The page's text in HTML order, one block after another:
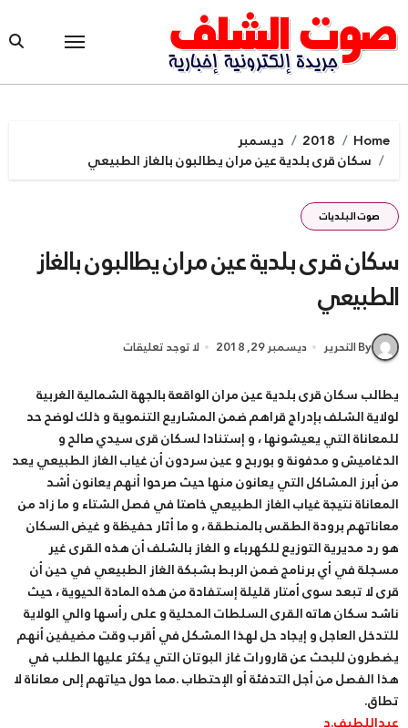
to
content
Home
2018
ديسمبر
ﺳﻜﺎﻥ ﻗﺮﻯ ﺑﻠﺪﻳﺔ ﻋﻴﻦ ﻣﺮﺍﻥ ﻳﻄﺎﻟﺒﻮﻥ ﺑﺎﻟﻐﺎﺯ ﺍﻟﻄﺒﻴﻌﻲ
صوت البلديات
ﺳﻜﺎﻥ ﻗﺮﻯ ﺑﻠﺪﻳﺔ ﻋﻴﻦ ﻣﺮﺍﻥ ﻳﻄﺎﻟﺒﻮﻥ ﺑﺎﻟﻐﺎﺯ
ﺍﻟﻄﺒﻴﻌﻲ
By التحرير ديسمبر 29, 2018 لا توجد تعليقات
ﻳﻄﺎﻟﺐ ﺳﻜﺎﻥ ﻗﺮﻯ ﺑﻠﺪﻳﺔ ﻋﻴﻦ ﻣﺮﺍﻥ ﺍﻟﻮﺍﻗﻌﺔ ﺑﺎﻟﺠﻬﺔ ﺍﻟﺸﻤﺎﻟﻴﺔ ﺍﻟﻐﺮﺑﻴﺔ
ﻟﻮﻻﻳﺔ ﺍﻟﺸﻠﻒ ﺑﺈﺩﺭﺍﺝ ﻗﺮﺍﻫﻢ ﺿﻤﻦ ﺍﻟﻤﺸﺎﺭﻳﻊ ﺍﻟﺘﻨﻤﻮﻳﺔ ﻭ ﺫﻟﻚ ﻟﻮﺿﺢ ﺣﺪ
ﻟﻠﻤﻌﺎﻧﺎﺓ ﺍﻟﺘﻲ ﻳﻌﻴﺸﻮﻧﻬﺎ ، ﻭ ﺇﺳﺘﻨﺎﺩﺍ ﻟﺴﻜﺎﻥ ﻗﺮﻯ ﺳﻴﺪﻱ ﺻﺎﻟﺢ ﻭ
ﺍﻟﺪﻏﺎﻣﻴﺶ ﻭ ﻣﺪﻓﻮﻧﺔ ﻭ ﺑﻮﺭﺑﺢ ﻭ ﻋﻴﻦ ﺳﺮﺩﻭﻥ ﺃﻥ ﻏﻴﺎﺏ ﺍﻟﻐﺎﺯ ﺍﻟﻄﺒﻴﻌﻲ ﻳﻌﺪ
ﻣﻦ ﺃﺑﺮﺯ ﺍﻟﻤﺸﺎﻛﻞ ﺍﻟﺘﻲ ﻳﻌﺎﻧﻮﻥ ﻣﻨﻬﺎ ﺣﻴﺚ ﺻﺮﺣﻮﺍ ﺃﻧﻬﻢ ﻳﻌﺎﻧﻮﻥ ﺃﺷﺪ
ﺍﻟﻤﻌﺎﻧﺎﺓ ﻧﺘﻴﺠﺔ ﻏﻴﺎﺏ ﺍﻟﻐﺎﺯ ﺍﻟﻄﺒﻴﻌﻲ ﺧﺎﺻﺘﺎ ﻓﻲ ﻓﺼﻞ ﺍﻟﺸﺘﺎء ﻭ ﻣﺎ ﺯﺍﺩ ﻣﻦ
ﻣﻌﺎﻧﺎﺗﻬﻢ ﺑﺮﻭﺩﺓ ﺍﻟﻄﻘﺲ ﺑﺎﻟﻤﻨﻄﻘﺔ ، ﻭ ﻣﺎ ﺃﺛﺎﺭ ﺣﻔﻴﻈﺔ ﻭ ﻏﻴﺾ ﺍﻟﺴﻜﺎﻥ
ﻫﻮ ﺭﺩ ﻣﺪﻳﺮﻳﺔ ﺍﻟﺘﻮﺯﻳﻊ ﻟﻠﻜﻬﺮﺑﺎء ﻭ ﺍﻟﻐﺎﺯ ﺑﺎﻟﺸﻠﻒ ﺃﻥ ﻫﺬﻩ ﺍﻟﻘﺮﻯ ﻏﻴﺮ
ﻣﺴﺠﻠﺔ ﻓﻲ ﺃﻱ ﺑﺮﻧﺎﻣﺞ ﺿﻤﻦ ﺍﻟﺮﺑﻂ ﺑﺸﺒﻜﺔ ﺍﻟﻐﺎﺯ ﺍﻟﻄﺒﻴﻌﻲ ﻓﻲ ﺣﻴﻦ ﺃﻥ
ﻗﺮﻯ ﻻ ﺗﺒﻌﺪ ﺳﻮﻯ ﺃﻣﺘﺎﺭ ﻗﻠﻴﻠﺔ ﺇﺳﺘﻔﺎﺩﺓ ﻣﻦ ﻫﺬﻩ ﺍﻟﻤﺎﺩﺓ ﺍﻟﺤﻴﻮﻳﺔ ، ﺣﻴﺚ
ﻧﺎﺷﺪ ﺳﻜﺎﻥ ﻫﺎﺗﻪ ﺍﻟﻘﺮﻯ ﺍﻟﺴﻠﻄﺎﺕ ﺍﻟﻤﺤﻠﻴﺔ ﻭ ﻋﻠﻰ ﺭﺃﺳﻬﺎ ﻭﺍﻟﻲ ﺍﻟﻮﻻﻳﺔ
ﻟﻠﺘﺪﺧﻞ ﺍﻟﻌﺎﺟﻞ ﻭ ﺇﻳﺠﺎﺩ ﺣﻞ ﻟﻬﺬﺍ ﺍﻟﻤﺸﻜﻞ ﻓﻲ ﺃﻗﺮﺏ ﻭﻗﺖ ﻣﻀﻴﻔﻴﻦ ﺃﻧﻬﻢ
ﻳﻀﻄﺮﻭﻥ ﻟﻠﺒﺤﺚ ﻋﻦ ﻗﺎﺭﻭﺭﺍﺕ ﻏﺎﺯ ﺍﻟﺒﻮﺗﺎﻥ ﺍﻟﺘﻲ ﻳﻜﺜﺮ ﻋﻠﻴﻬﺎ ﺍﻟﻄﻠﺐ ﻓﻲ
ﻫﺬﺍ ﺍﻟﻔﺼﻞ ﻣﻦ ﺃﺟﻞ ﺍﻟﺘﺪﻓﺌﺔ ﺃﻭ ﺍﻹﺣﺘﻄﺎﺏ .ﻣﻤﺎ ﺣﻮﻝ ﺣﻴﺎﺗﻬﻢ ﺇﻟﻰ ﻣﻌﺎﻧﺎﺓ ﻻ
ﺗﻄﺎﻕ.
عبداللطيف.د